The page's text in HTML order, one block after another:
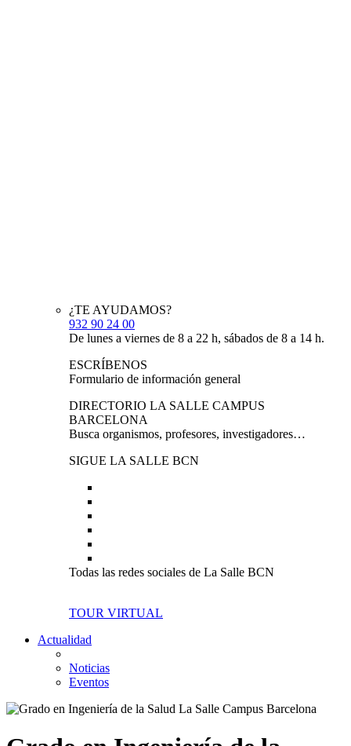
¿TE AYUDAMOS?
932 90 24 00
De lunes a viernes de 8 a 22 h, sábados de 8 a 14 h.
ESCRÍBENOS
Formulario de información general
DIRECTORIO LA SALLE CAMPUS
BARCELONA
Busca organismos, profesores, investigadores…
SIGUE LA SALLE BCN
Todas las redes sociales de La Salle BCN
TOUR VIRTUAL
Actualidad
Noticias
Eventos